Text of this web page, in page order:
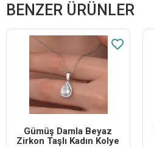
BENZER ÜRÜNLER
Gümüş Damla Beyaz
Zirkon Taşlı Kadın Kolye